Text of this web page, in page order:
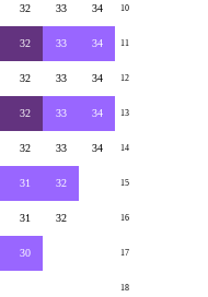
32 33 34 10
32 33 34 11
32 33 34 12
32 33 34 13
32 33 34 14
31 32 15
31 32 16
30 17
18